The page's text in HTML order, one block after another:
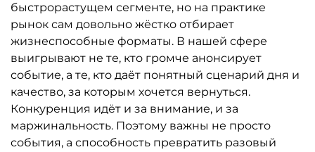
быстрорастущем сегменте, но на практике
рынок сам довольно жёстко отбирает
жизнеспособные форматы. В нашей сфере
выигрывают не те, кто громче анонсирует
событие, а те, кто даёт понятный сценарий дня и
качество, за которым хочется вернуться.
Конкуренция идёт и за внимание, и за
маржинальность. Поэтому важны не просто
события, а способность превратить разовый